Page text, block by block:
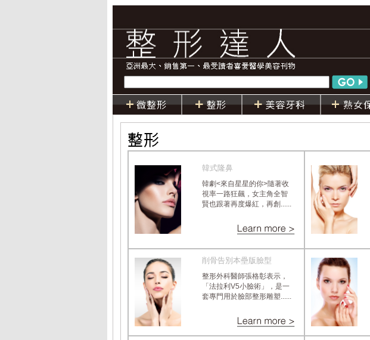
韓式隆鼻
韓劇<來自星星的你>隨著收
視率一路狂飆，女主角全智
賢也跟著再度爆紅，再創......
削骨告別本壘版臉型
整形外科醫師張格彰表示，
「法拉利V5小臉術」，是一
套專門用於臉部整形雕塑......